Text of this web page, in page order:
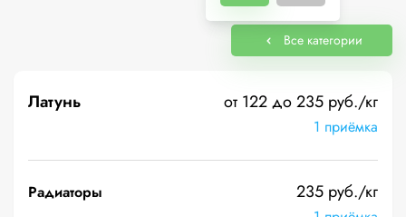
Все категории
Латунь от 122 до 235 руб./кг
1 приёмка
Радиаторы 235 руб./кг